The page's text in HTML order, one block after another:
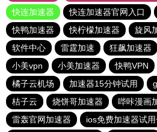
快连加速器
快连加速器官网入口
快鸭加速器
快柠檬加速器 旋风
软件中心
雷霆加速 狂飙加速器
小美vpn
小美加速器 快鸭VPN
橘子云机场
加速器15分钟试用
桔子云
烧饼哥加速器 哔咔漫画
雷轰官网加速器
ios免费加速器试